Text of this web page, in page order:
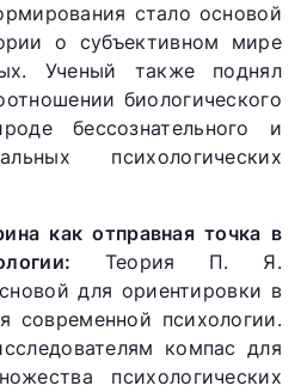
стало основой
о субъективном мире
Ученый также поднял
биологического
бессознательного и
психологических
как отправная точка в
Теория П. Я.
для ориентировки в
современной психологии.
компас для
психологических